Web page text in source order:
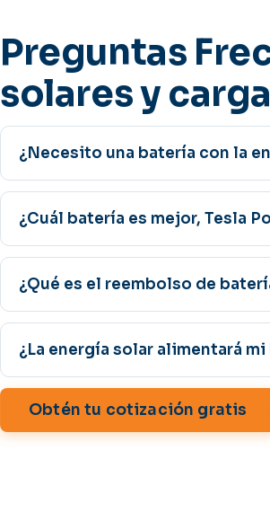
Preguntas
solares y
¿Necesito una batería con la
¿Cuál batería es mejor, Tesla
¿Qué es el reembolso de
¿La energía solar alimentará
Obtén tu cotización gratis